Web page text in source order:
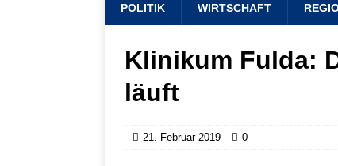
POLITIK WIRTSCHAFT
Klinikum Fulda:
läuft
21. Februar 2019 0